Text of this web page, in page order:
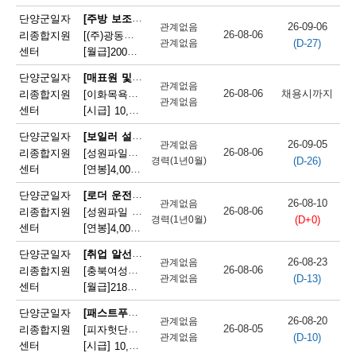
단양군일자
리종합지원
센터
[주방 보조원]
[(주)광동유통] 세척(설거지) 직원 모집(고속도로휴게소)
[월급] 200만원
관계없음
관계없음
26-08-06
26-09-06
(D-27)
단양군일자
리종합지원
센터
[매표원 및 복권 판매원]
[이화목욕탕찜질방] 이화파크텔 카운터 직원 모집
[시급] 10,320원 |
관계없음
관계없음
26-08-06 채용시까지
단양군일자
리종합지원
센터
[보일러 설치 및 정비원]
[성원파일주식회사]공장 보일러기사 채용 (에너지자격 우대 / 정규직)
[연봉]4,000만원 충청북도 단양군 매포읍 단양산업단지2로 47
관계없음
경력(1년0월)
26-08-06
26-09-05
(D-26)
단양군일자
리종합지원
센터
[로더 운전원(페이로더 운전원)]
[성원파일 주식회사] 로더기사 운전원 채용(자격증소지자/ 정규직)
[연봉]4,000만원 충청북도 단양군 매포읍 단양산업단지2로 47
관계없음
경력(1년0월)
26-08-06
26-08-10
(D+0)
단양군일자
리종합지원
센터
[취업 알선원]
[충북여성새로일하기지원본부] 직원채용(단양)
[월급] 218만원
관계없음
관계없음
26-08-06
26-08-23
(D-13)
단양군일자
리종합지원
센터
[패스트푸드 준비원]
[피자헛단양점]피자헛 단양점 파트타임 직원 모집
[시급] 10,320원 | 충청북도 단양군 단양읍 삼봉로 247
관계없음
관계없음
26-08-05
26-08-20
(D-10)
는
채
용
정
보
단
양
군
채
용
정
보